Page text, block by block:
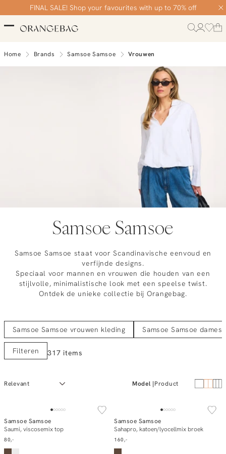
Gratis bezorging vanaf €99
Home Brands Samsoe Samsoe Vrouwen
Samsoe Samsoe
Samsoe Samsoe staat voor Scandinavische eenvoud en
verfijnde designs.
Speciaal voor mannen en vrouwen die houden van een
stijlvolle, minimalistische look met een speelse twist.
Ontdek de unieke collectie bij Orangebag.
Samsoe Samsoe vrouwen kleding Samsoe Samsoe dames
Filteren 317 items
Model Product
In winkelmand
Samsoe Samsoe
Saumi, viscosemix top
80,-
In winkelmand
Samsoe Samsoe
Sahapro, katoen/lyocellmix broek
160,-
FINAL SALE! Shop your favourites with up to 70% off